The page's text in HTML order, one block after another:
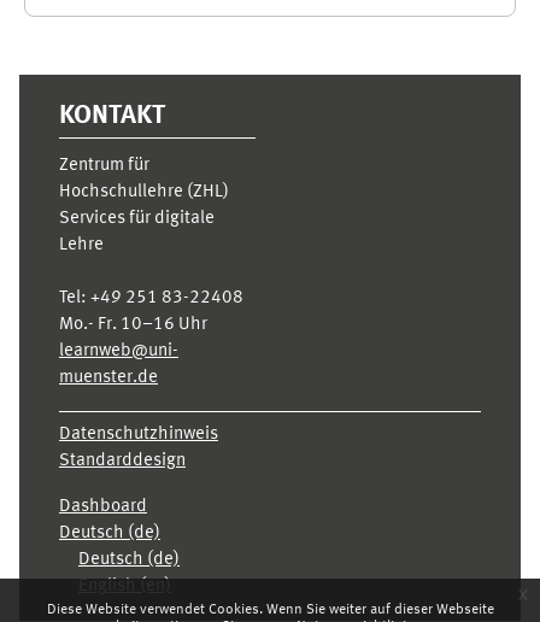
Diese Website verwendet Cookies. Wenn Sie weiter auf dieser Webseite
x
KONTAKT
Zentrum für
Hochschullehre (ZHL)
Services für digitale
Lehre
Tel: +49 251 83-22408
Mo.- Fr. 10–16 Uhr
learnweb@uni-
muenster.de
Datenschutzhinweis
Standarddesign
Dashboard
Deutsch ‎(de)‎
Deutsch ‎(de)‎